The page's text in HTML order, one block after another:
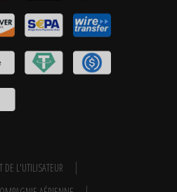
DE L'UTILISATEUR